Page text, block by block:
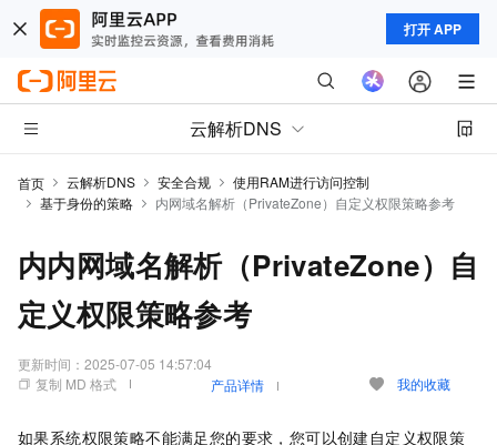
打开 APP
云解析DNS
首页 云解析DNS 安全合规
使用RAM进行访问控制
基于身份的策略
内网域名解析（PrivateZone）自定义权限策略参考
内内网域名解析（PrivateZone）自
定义权限策略参考
更新时间： 2025-07-05 14:57:04
复制 MD 格式
产品详情 我的收藏
如果系统权限策略不能满足您的要求，您可以创建自定义权限策